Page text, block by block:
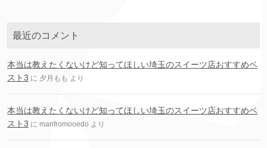
最近のコメント
本当は教えたくないけど知ってほしい埼玉のスイーツ店おすすめベ
スト3 に 夕月もも より
本当は教えたくないけど知ってほしい埼玉のスイーツ店おすすめベ
スト3 に manfromooedo より